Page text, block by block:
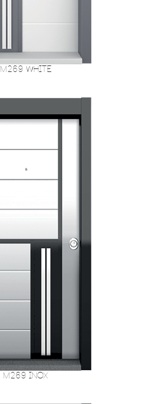
M269 White
M269 Inox